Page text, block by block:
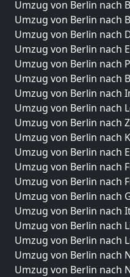
Umzug von Berlin nach
Umzug von Berlin nach
Umzug von Berlin nach
Umzug von Berlin nach
Umzug von Berlin nach
Umzug von Berlin nach
Umzug von Berlin nach
Umzug von Berlin nach
Umzug von Berlin nach
Umzug von Berlin nach
Umzug von Berlin nach
Umzug von Berlin nach
Umzug von Berlin nach
Umzug von Berlin nach
Umzug von Berlin nach
Umzug von Berlin nach
Umzug von Berlin nach
Umzug von Berlin nach
Umzug von Berlin nach